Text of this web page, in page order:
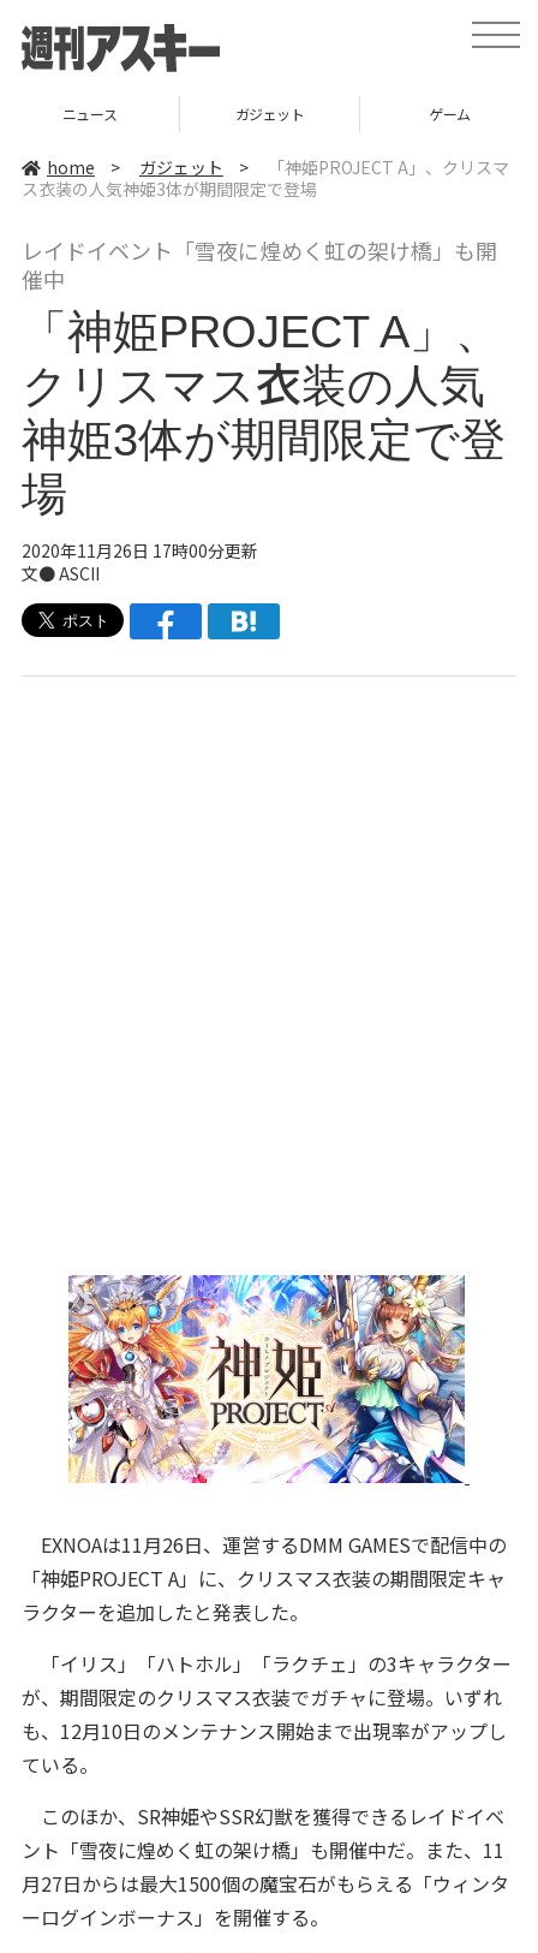
t
o
v
t
i
ニュース ガジェット ゲーム
home > ガジェット >
「神姫PROJECT A」、クリスマ
ス衣装の人気神姫3体が期間限定で登場
レイドイベント「雪夜に煌めく虹の架け橋」も開
催中
「神姫PROJECT A」、
クリスマス衣装の人気
神姫3体が期間限定で登
場
2020年11月26日 17時00分更新
文● ASCII
EXNOAは11月26日、運営するDMM GAMESで配信中の
「神姫PROJECT A」に、クリスマス衣装の期間限定キャ
ラクターを追加したと発表した。
「イリス」「ハトホル」「ラクチェ」の3キャラクター
が、期間限定のクリスマス衣装でガチャに登場。いずれ
も、12月10日のメンテナンス開始まで出現率がアップし
ている。
このほか、SR神姫やSSR幻獣を獲得できるレイドイベ
ント「雪夜に煌めく虹の架け橋」も開催中だ。また、11
月27日からは最大1500個の魔宝石がもらえる「ウィンタ
ーログインボーナス」を開催する。